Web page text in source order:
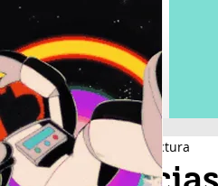
2 min de lectura